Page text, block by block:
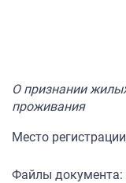
О признании
проживания
Место
Файлы документа: